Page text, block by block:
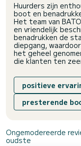
Huurders zijn
boot en
Het team van
en vriendelijk
benadrukken de
diepgang,
het geheel
die klanten ten
positieve
presterende
Ongemodereerde
oudste